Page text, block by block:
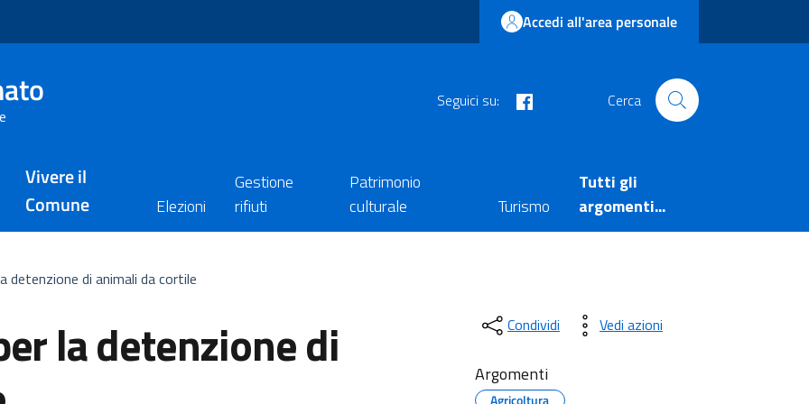
Accedi all'area personale
Seguici su: Cerca
Vivere il
Comune
Elezioni
Gestione
rifiuti
Patrimonio
culturale
Turismo
Tutti gli
argomenti...
detenzione di animali da cortile
la detenzione di
Condividi Vedi azioni
Argomenti
Agricoltura